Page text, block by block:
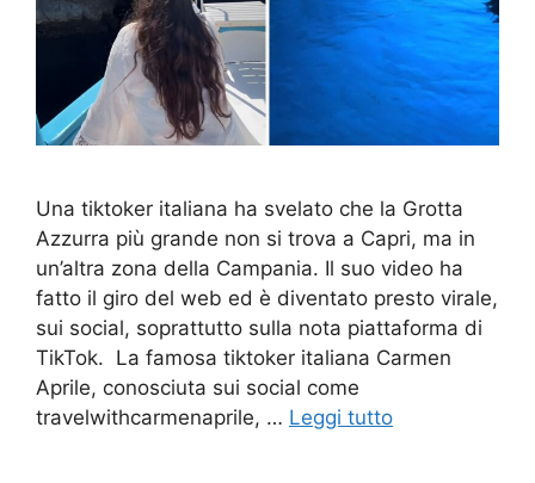
Una tiktoker italiana ha svelato che la Grotta
Azzurra più grande non si trova a Capri, ma in
un’altra zona della Campania. Il suo video ha
fatto il giro del web ed è diventato presto virale,
sui social, soprattutto sulla nota piattaforma di
TikTok. La famosa tiktoker italiana Carmen
Aprile, conosciuta sui social come
travelwithcarmenaprile, … Leggi tutto